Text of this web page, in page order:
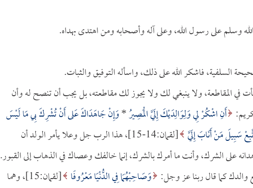
وسلم على رسول الله، وعلى آله وأصحابه ومن اهتدى بهداه.
السلفية، فاشكر الله على ذلك، واسأله التوفيق والثبات.
المقاطعة، ولا ينبغي لك ولا يجوز لك مقاطعته، بل يجب أن تنصح له وأن
أَنِ اشْكُرْ لِي وَلِوَالِدَيْكَ إِلَيَّ الْمَصِيرُ*وَإِنْ جَاهَدَاكَ عَلى أَنْ تُشْرِكَ بِي مَا لَيْسَ
سَبِيلَ مَنْ أَنَابَ إِلَيَّ
[لقمان:14-15]، هذا الرب جل وعلا يأمر الولد أن
على الشرك، وأنت ما أمرك بالشرك، إنما خالفك وعصاك في الذهاب إلى القبور.
كما قال ربنا عز وجل: وَصَاحِبْهُمَا فِي الدُّنْيَا مَعْرُوفًا
[لقمان:15]، وهما